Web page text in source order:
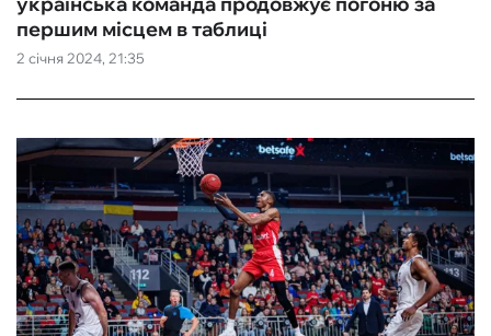
2 січня 2024, 21:35
першим місцем в таблиці